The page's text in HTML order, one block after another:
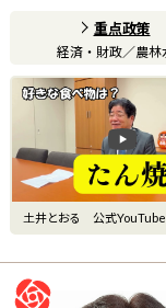
重点政策
経済・財政／農林
土井とおる 公式YouTube
ル 【久しぶりの国会で